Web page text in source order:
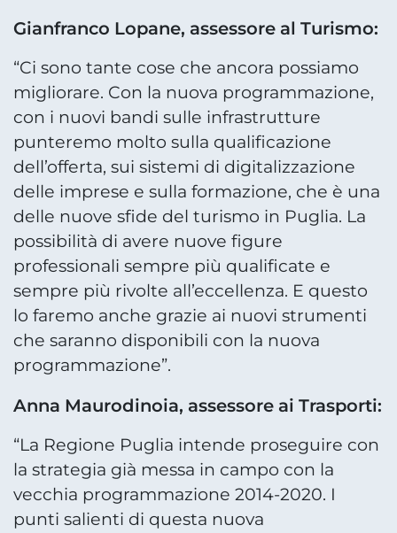
Gianfranco Lopane, assessore al Turismo:
“Ci sono tante cose che ancora possiamo
migliorare. Con la nuova programmazione,
con i nuovi bandi sulle infrastrutture
punteremo molto sulla qualificazione
dell’offerta, sui sistemi di digitalizzazione
delle imprese e sulla formazione, che è una
delle nuove sfide del turismo in Puglia. La
possibilità di avere nuove figure
professionali sempre più qualificate e
sempre più rivolte all’eccellenza. E questo
lo faremo anche grazie ai nuovi strumenti
che saranno disponibili con la nuova
programmazione”.
Anna Maurodinoia, assessore ai Trasporti:
“La Regione Puglia intende proseguire con
la strategia già messa in campo con la
vecchia programmazione 2014-2020. I
punti salienti di questa nuova